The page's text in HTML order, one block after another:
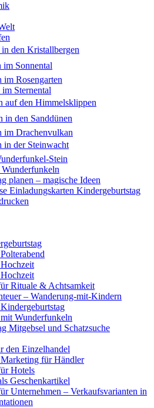
den Kristallbergen
Sonnental
Rosengarten
Sternental
den Himmelsklippen
den Sanddünen
im Drachenvulkan
in der Steinwacht
Stein
planen – magische Ideen
Einladungskarten Kindergeburtstag
Rituale & Achtsamkeit
– Wanderung-mit-Kindern
Wunderfunkeln
Mitgebsel und Schatzsuche
den Einzelhandel
für Händler
Hotels
Geschenkartikel
Unternehmen – Verkaufsvarianten in